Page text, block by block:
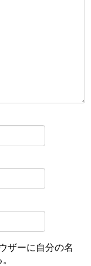
ザーに自分の名